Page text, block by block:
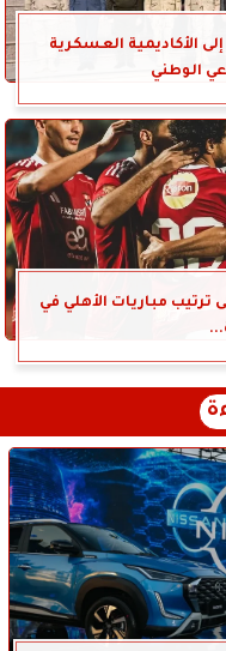
الأكاديمية العسكرية
الوطني
ترتيب مباريات الأهلي في